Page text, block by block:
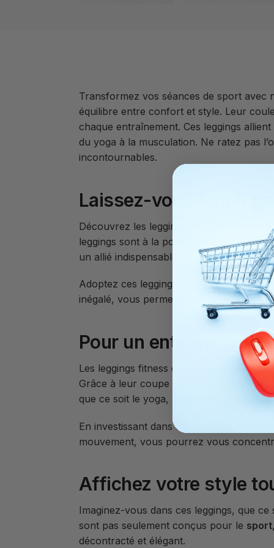
Transformez vos séances de sport avec
équilibre entre confort et style. Leur
chaque entraînement. Ces leggings
du yoga à la musculation. Ne ratez pas
incontournables.
Laissez-vous tenter
Découvrez les leggings fitness conçus
leggings sont à la pointe de la tendance
un allié indispensable pour toutes vos
Adoptez ces leggings femme pour
inégalé, vous permettant de donner le
Pour un entraînement
Les leggings fitness que nous
Grâce à leur coupe croisée à la taille, ils
que ce soit le yoga, le pilates ou la
En investissant dans ces leggings, vous
mouvement, vous pourrez vous
Affichez votre style
Imaginez-vous dans ces leggings, que
sont pas seulement conçus pour le sport
décontracté et élégant.